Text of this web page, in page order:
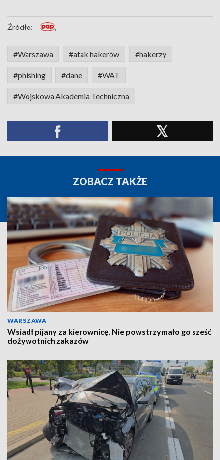
Źródło: ,
#Warszawa #atak hakerów #hakerzy
#phishing #dane #WAT
#Wojskowa Akademia Techniczna
ZOBACZ TAKŻE
WARSZAWA
Wsiadł pijany za kierownicę. Nie powstrzymało go sześć
dożywotnich zakazów